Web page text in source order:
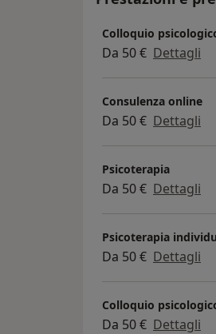
Colloquio
Da 50 € Dettagli
Consulenza online
Da 50 € Dettagli
Psicoterapia
Da 50 € Dettagli
Psicoterapia
Da 50 € Dettagli
Colloquio
Da 50 € Dettagli